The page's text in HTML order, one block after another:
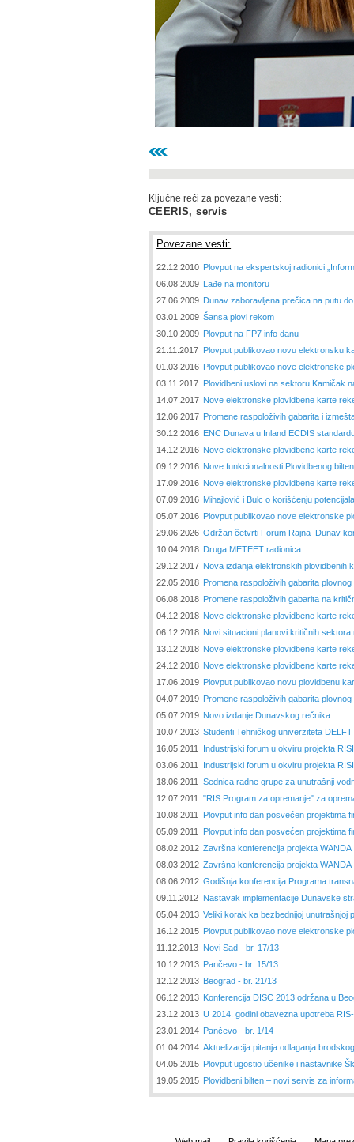
Ključne reči za povezane vesti:
CEERIS, servis
Povezane vesti:
22.12.2010 Plovput na ekspertskoj radionici
06.08.2009 Lađe na monitoru
27.06.2009 Dunav zaboravljena prečica na putu
03.01.2009 Šansa plovi rekom
30.10.2009 Plovput na FP7 info danu
21.11.2017 Plovput publikovao novu elektronsku
01.03.2016 Plovput publikovao nove elektronske
03.11.2017 Plovidbeni uslovi na sektoru Kamičak
14.07.2017 Nove elektronske plovidbene karte
12.06.2017 Promene raspoloživih gabarita i
30.12.2016 ENC Dunava u Inland ECDIS
14.12.2016 Nove elektronske plovidbene karte
09.12.2016 Nove funkcionalnosti Plovidbenog
17.09.2016 Nove elektronske plovidbene karte
07.09.2016 Mihajlović i Bulc o korišćenju
05.07.2016 Plovput publikovao nove elektronske
29.06.2026 Održan četvrti Forum Rajna–Dunav
10.04.2018 Druga METEET radionica
29.12.2017 Nova izdanja elektronskih plovidbenih
22.05.2018 Promena raspoloživih gabarita
06.08.2018 Promene raspoloživih gabarita na
04.12.2018 Nove elektronske plovidbene karte
06.12.2018 Novi situacioni planovi kritičnih sektora
13.12.2018 Nove elektronske plovidbene karte
24.12.2018 Nove elektronske plovidbene karte
17.06.2019 Plovput publikovao novu plovidbenu
04.07.2019 Promene raspoloživih gabarita
05.07.2019 Novo izdanje Dunavskog rečnika
10.07.2013 Studenti Tehničkog univerziteta
16.05.2011
Industrijski forum u okviru projekta
03.06.2011
Industrijski forum u okviru projekta
18.06.2011
Sednica radne grupe za unutrašnji
12.07.2011
"RIS Program za opremanje" za
10.08.2011
Plovput info dan posvećen projektima
05.09.2011
Plovput info dan posvećen projektima
08.02.2012 Završna konferencija projekta WANDA
08.03.2012 Završna konferencija projekta WANDA
08.06.2012 Godišnja konferencija Programa
09.11.2012 Nastavak implementacije Dunavske
05.04.2013 Veliki korak ka bezbednijoj unutrašnjoj
16.12.2015 Plovput publikovao nove elektronske
11.12.2013 Novi Sad - br. 17/13
10.12.2013 Pančevo - br. 15/13
12.12.2013 Beograd - br. 21/13
06.12.2013 Konferencija DISC 2013 održana u
23.12.2013 U 2014. godini obavezna upotreba
23.01.2014 Pančevo - br. 1/14
01.04.2014 Aktuelizacija pitanja odlaganja
04.05.2015 Plovput ugostio učenike i nastavnike
19.05.2015 Plovidbeni bilten – novi servis za